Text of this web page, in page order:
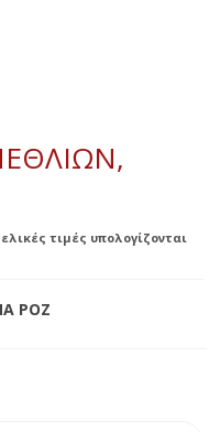
τιμές υπολογίζονται
ΡΟΖ